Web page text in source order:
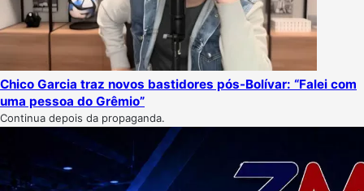
Chico Garcia traz novos bastidores pós-Bolívar: “Falei com
uma pessoa do Grêmio”
Continua depois da propaganda.